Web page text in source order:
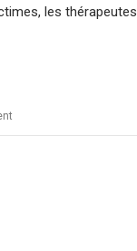
les thérapeutes